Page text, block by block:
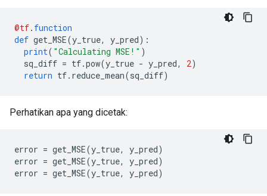
            }
            bool_val: true
          }
        }
      }
      name: "cond/Const_1"
        key: "dtype"
        value {
          type: DT_BOOL
@tf. function
def get_MSE(y_true, y_pred):
print( "Calculating MSE!" )
sq_diff = tf.pow(y_true - y_pred, 2)
return tf. reduce_mean(sq_diff)
Perhatikan apa yang dicetak:
error = get_MSE(y_true, y_pred)
error = get_MSE(y_true, y_pred)
error = get_MSE(y_true, y_pred)